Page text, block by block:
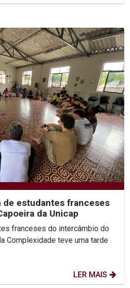
de estudantes franceses
da Unicap
franceses do intercâmbio do
Complexidade teve uma tarde
LER MAIS